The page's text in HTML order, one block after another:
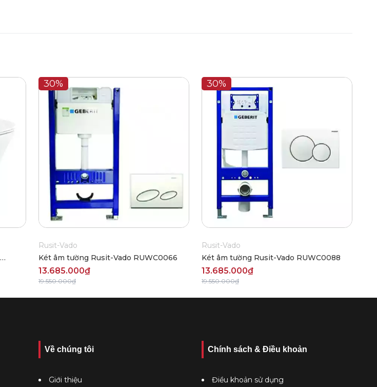
30%
Rusit-Vado
Két âm tường Rusit-Vado RUWC0066
13.685.000₫
19.550.000₫
30%
Rusit-Vado
Két âm tường Rusit-Vado RUWC0088
13.685.000₫
19.550.000₫
Về chúng tôi
Giới thiệu
Chính sách & Điều khoản
Điều khoản sử dụng